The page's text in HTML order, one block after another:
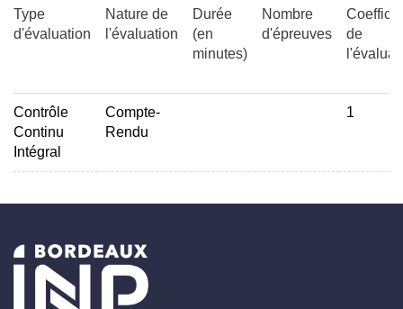
Type
d'évaluation
Nature de
l'évaluation
Durée
(en
minutes)
Nombre
d'épreuves
de
Contrôle
Continu
Intégral
Compte-
Rendu
1